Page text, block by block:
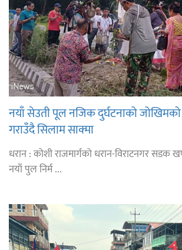
नयाँ सेउती पूल नजिक दुर्घटनाको
गराउँदै सिलाम साक्मा
धरान : कोशी राजमार्गको धरान-विराटनगर सडक
नयाँ पुल निर्म ...